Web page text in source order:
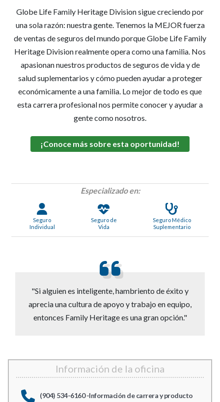
Globe Life Family Heritage Division sigue creciendo por
una sola razón: nuestra gente. Tenemos la MEJOR fuerza
de ventas de seguros del mundo porque Globe Life Family
Heritage Division realmente opera como una familia. Nos
apasionan nuestros productos de seguros de vida y de
salud suplementarios y cómo pueden ayudar a proteger
económicamente a una familia. Lo mejor de todo es que
esta carrera profesional nos permite conocer y ayudar a
gente como nosotros.
¡Conoce más sobre esta oportunidad!
Especializado en:
Seguro
Individual
Seguro de
Vida
Seguro Médico
Suplementario
"Si alguien es inteligente, hambriento de éxito y
aprecia una cultura de apoyo y trabajo en equipo,
entonces Family Heritage es una gran opción."
Información de la oficina
(904) 534-6160 -Información de carrera y producto